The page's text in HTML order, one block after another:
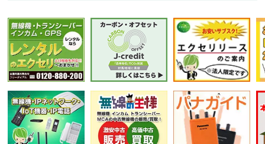
選択条件をリセット